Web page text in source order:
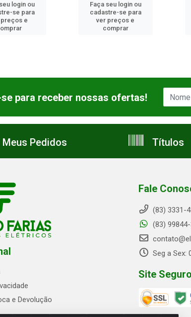
login ou
se para
e
Faça seu login ou
cadastre-se para
ver preços e
comprar
para receber nossas ofertas!
Meus Pedidos Títulos
e Devolução
Fale
(83) 3331-
(83)
Seg a Sex:
Site Seguro